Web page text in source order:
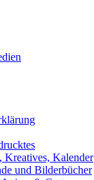
Kreatives, Kalender
und Bilderbücher